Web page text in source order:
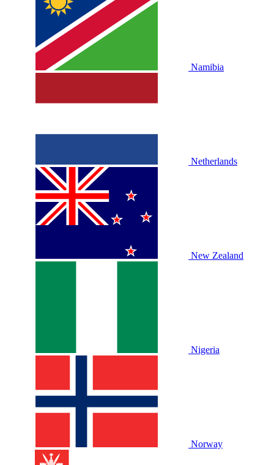
Namibia
Netherlands
New Zealand
Nigeria
Norway